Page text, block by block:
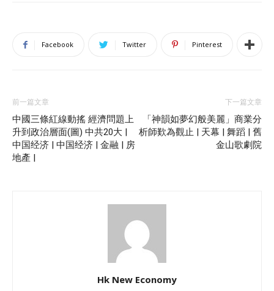
Facebook Twitter Pinterest
前一篇文章
中國三條紅線動搖 經濟問題上
升到政治層面(圖) 中共20大 |
中国经济 | 中国经济 | 金融 | 房
地產 |
下一篇文章
「神韻如夢幻般美麗」商業分
析師歎為觀止 | 天幕 | 舞蹈 | 舊
金山歌劇院
Hk New Economy